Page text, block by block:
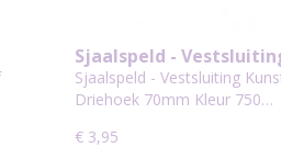
Sjaalspeld -
Kunststof Driehoek
750
Sjaalspeld - Vestsluiting
Driehoek 70mm Kleur 750…
€ 3,95